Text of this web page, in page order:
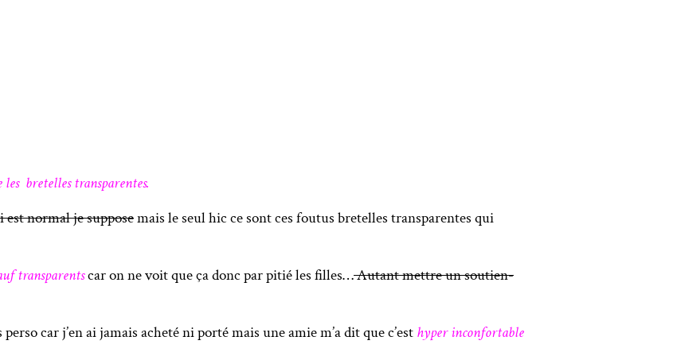
les bretelles transparentes.
est normal je supposemais le seul hic ce sont ces foutus bretelles transparentes qui
transparentscar on ne voit que ça donc par pitié les filles…Autant mettre un soutien-
car j’en ai jamais acheté ni porté mais une amie m’a dit que c’est hyper inconfortable